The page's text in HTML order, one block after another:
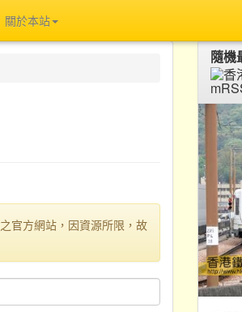
關於本站
官方網站，因資源所限，故
隨機